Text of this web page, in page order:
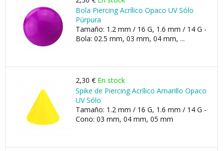
Bola Piercing Acrílico Opaco UV Sólo
Púrpura
Tamaño: 1.2 mm / 16 G, 1.6 mm / 14 G -
Bola: 02.5 mm, 03 mm, 04 mm, ...
2,30 € En stock
Spike de Piercing Acrílico Amarillo Opaco
UV Sólo
Tamaño: 1.2 mm / 16 G, 1.6 mm / 14 G -
Cono: 03 mm, 04 mm, 05 mm